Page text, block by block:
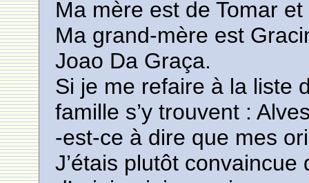
Ma mère est de Tomar
Ma grand-mère est
Joao Da Graça.
Si je me refaire à la liste
famille s’y trouvent :
-est-ce à dire que mes
J’étais plutôt